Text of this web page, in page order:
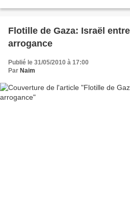
Flotille de Gaza: Israël
arrogance
Publié le 31/05/2010 à 17:00
Par Naim